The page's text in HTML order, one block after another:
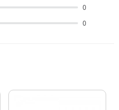
0
0